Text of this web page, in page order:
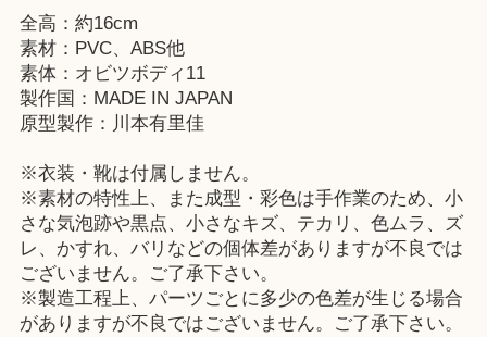
全高：約16cm
素材：PVC、ABS他
素体：オビツボディ11
製作国：MADE IN JAPAN
原型製作：川本有里佳
※衣装・靴は付属しません。
※素材の特性上、また成型・彩色は手作業のため、小
さな気泡跡や黒点、小さなキズ、テカリ、色ムラ、ズ
レ、かすれ、バリなどの個体差がありますが不良では
ございません。ご了承下さい。
※製造工程上、パーツごとに多少の色差が生じる場合
がありますが不良ではございません。ご了承下さい。